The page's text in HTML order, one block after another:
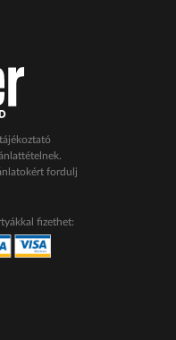
fordulj
fizethet: